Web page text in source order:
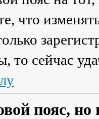
что
то сейчас
пояс,